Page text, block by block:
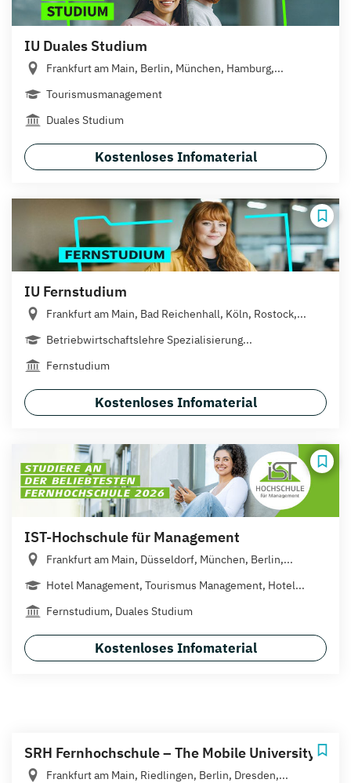
IU Duales Studium
Frankfurt am Main, Berlin, München, Hamburg,...
Tourismusmanagement
Duales Studium
Kostenloses Infomaterial
IU Fernstudium
Frankfurt am Main, Bad Reichenhall, Köln, Rostock,...
Betriebwirtschaftslehre Spezialisierung...
Fernstudium
Kostenloses Infomaterial
IST-Hochschule für Management
Frankfurt am Main, Düsseldorf, München, Berlin,...
Hotel Management, Tourismus Management, Hotel...
Fernstudium, Duales Studium
Kostenloses Infomaterial
SRH Fernhochschule – The Mobile University
Frankfurt am Main, Riedlingen, Berlin, Dresden,...